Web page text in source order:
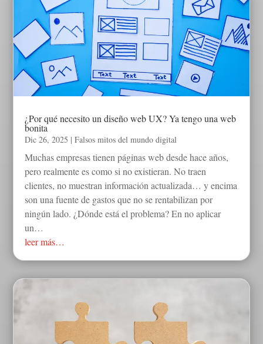
¿Por qué necesito un diseño web UX? Ya tengo una web
bonita
Dic 26, 2025 |Falsos mitos del mundo digital
Muchas empresas tienen páginas web desde hace años,
pero realmente es como si no existieran. No traen
clientes, no muestran información actualizada… y encima
son una fuente de gastos que no se rentabilizan por
ningún lado. ¿Dónde está el problema? En no aplicar
un…
leer más…